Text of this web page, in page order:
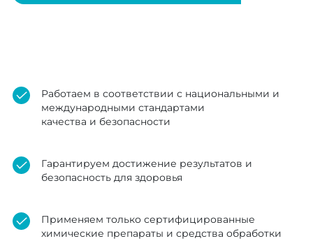
Работаем в соответствии с национальными и
международными стандартами
качества и безопасности
Гарантируем достижение результатов и
безопасность для здоровья
Применяем только сертифицированные
химические препараты и средства обработки